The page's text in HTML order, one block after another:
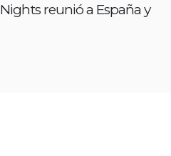
reunió a España y